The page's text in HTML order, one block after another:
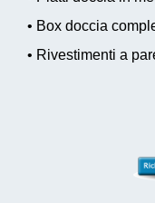
• Box doccia
• Rivestimenti a